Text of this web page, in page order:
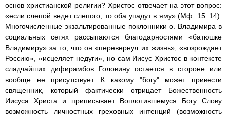
основ христианской религии? Христос отвечает на этот вопрос:
«если слепой ведет слепого, то оба упадут в яму» (Мф. 15: 14).
Многочисленные экзальтированные поклонники о. Владимира в
социальных сетях рассыпаются благодарностями «батюшке
Владимиру» за то, что он «перевернул их жизнь», «возрождает
Россию», «исцеляет недуги», но сам Иисус Христос в контексте
сладчайших дифирамбов Головину остается в стороне или
вообще не присутствует. К какому "богу" может привести
священник, который фактически отрицает Божественность
Иисуса Христа и приписывает Воплотившемуся Богу Слову
возможность личностных греховных интенций (возможность